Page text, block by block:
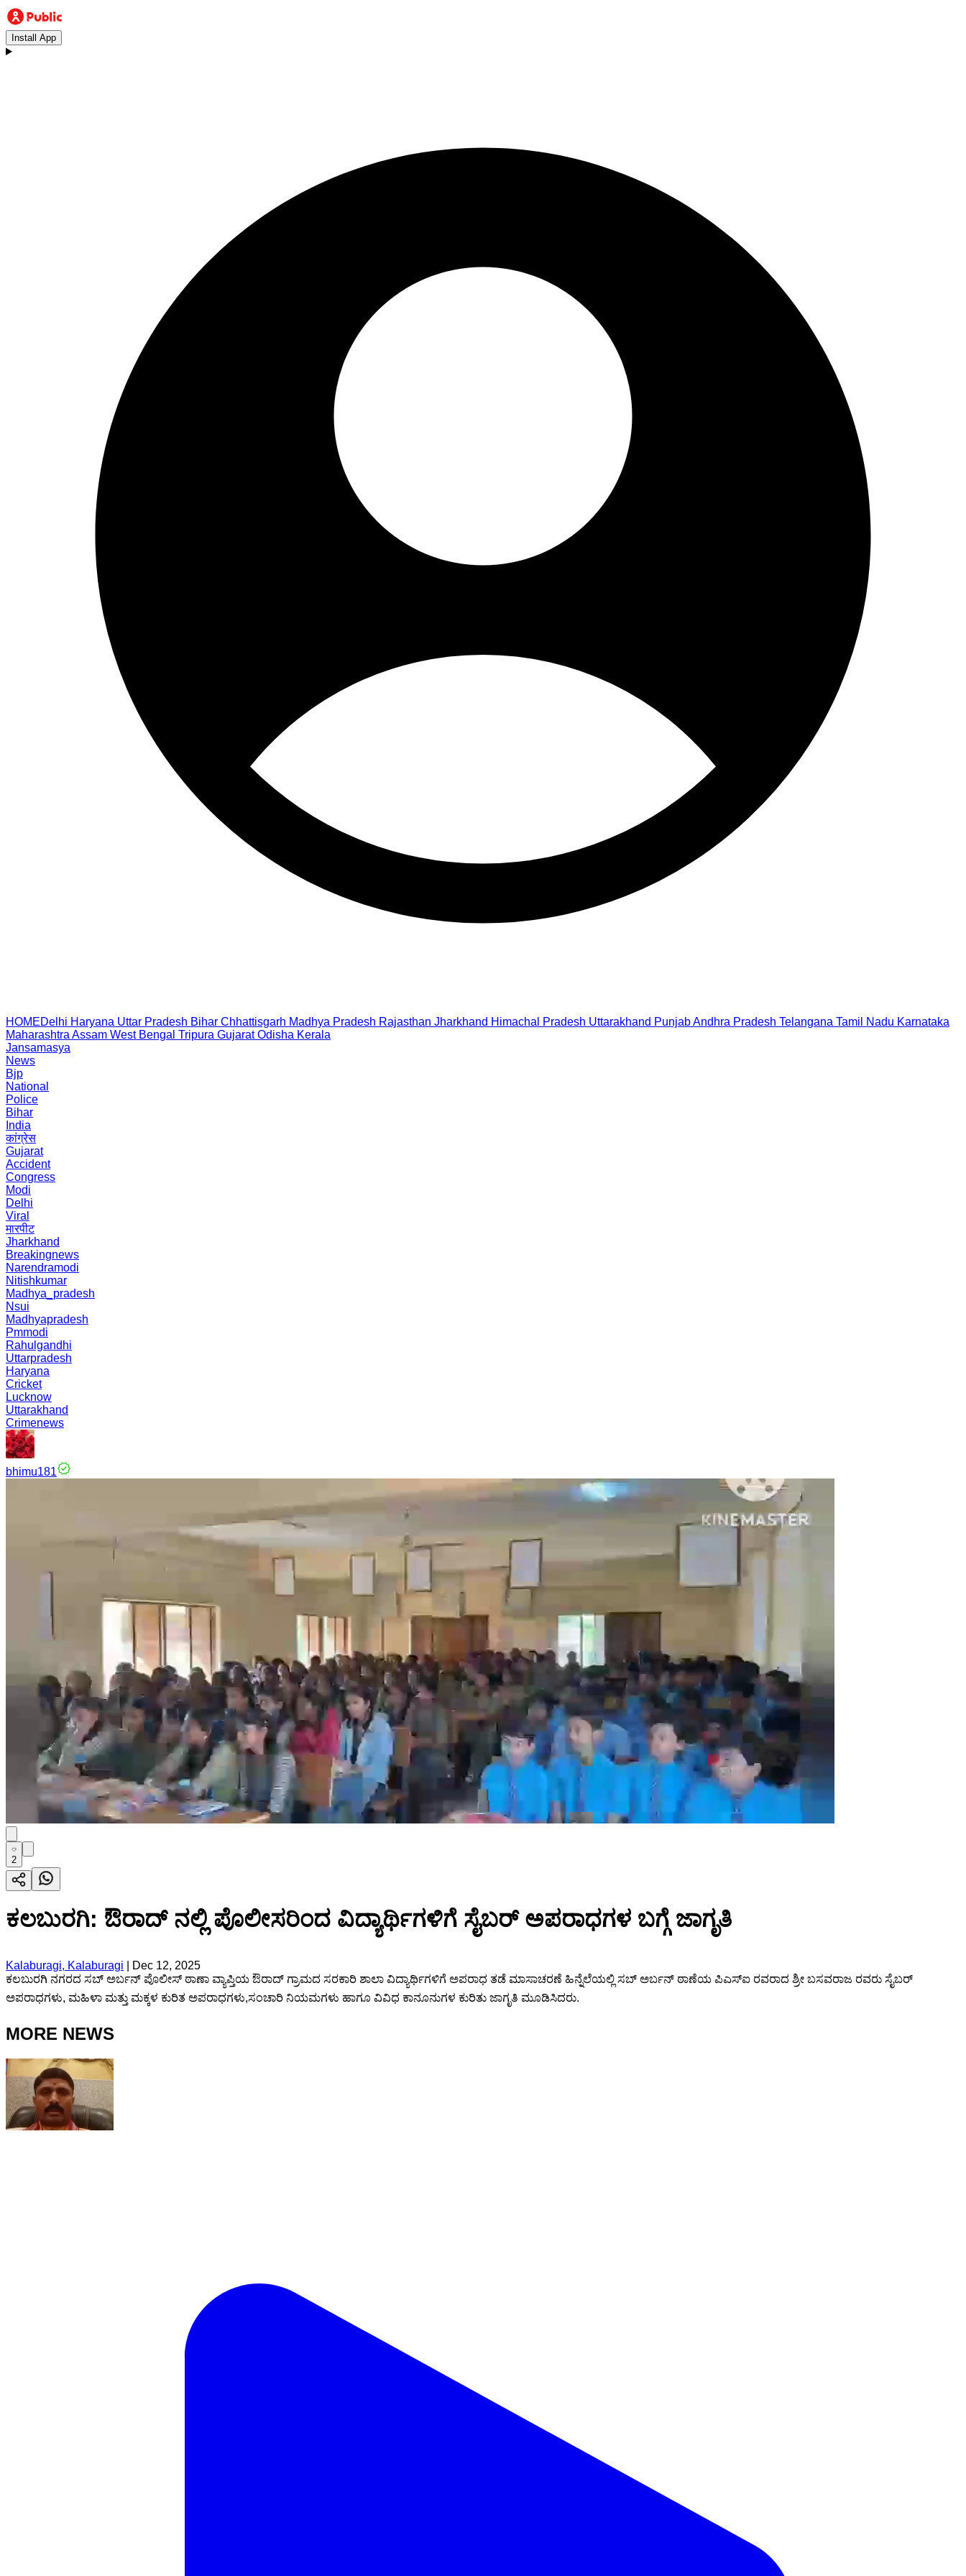
Install App
HOMEDelhi Haryana Uttar Pradesh Bihar Chhattisgarh Madhya Pradesh Rajasthan Jharkhand Himachal Pradesh Uttarakhand PunjabAndhra Pradesh Telangana Tamil Nadu Karnataka
Maharashtra Assam West Bengal Tripura Gujarat Odisha Kerala
Jansamasya
News
Bjp
National
Police
Bihar
India
कांग्रेस
Gujarat
Accident
Congress
Modi
Delhi
Viral
मारपीट
Jharkhand
Breakingnews
Narendramodi
Nitishkumar
Madhya_pradesh
Nsui
Madhyapradesh
Pmmodi
Rahulgandhi
Uttarpradesh
Haryana
Cricket
Lucknow
Uttarakhand
Crimenews
bhimu181
2
ಕಲಬುರಗಿ: ಔರಾದ್ ನಲ್ಲಿ ಪೊಲೀಸರಿಂದ ವಿದ್ಯಾರ್ಥಿಗಳಿಗೆ ಸೈಬರ್ ಅಪರಾಧಗಳ ಬಗ್ಗೆ ಜಾಗೃತಿ
Kalaburagi, Kalaburagi
Dec 12, 2025
ಕಲಬುರಗಿ ನಗರದ ಸಬ್ ಅರ್ಬನ್ ಪೊಲೀಸ್ ಠಾಣಾ ವ್ಯಾಪ್ತಿಯ ಔರಾದ್ ಗ್ರಾಮದ ಸರಕಾರಿ ಶಾಲಾ ವಿದ್ಯಾರ್ಥಿಗಳಿಗೆ ಅಪರಾಧ ತಡೆ ಮಾಸಾಚರಣೆ ಹಿನ್ನೆಲೆಯಲ್ಲಿ ಸಬ್ ಅರ್ಬನ್ ಠಾಣೆಯ ಪಿಎಸ್ಐ ರವರಾದ ಶ್ರೀ ಬಸವರಾಜ ರವರು ಸೈಬರ್
ಅಪರಾಧಗಳು, ಮಹಿಳಾ ಮತ್ತು ಮಕ್ಕಳ ಕುರಿತ ಅಪರಾಧಗಳು,ಸಂಚಾರಿ ನಿಯಮಗಳು ಹಾಗೂ ವಿವಿಧ ಕಾನೂನುಗಳ ಕುರಿತು ಜಾಗೃತಿ ಮೂಡಿಸಿದರು.
MORE NEWS